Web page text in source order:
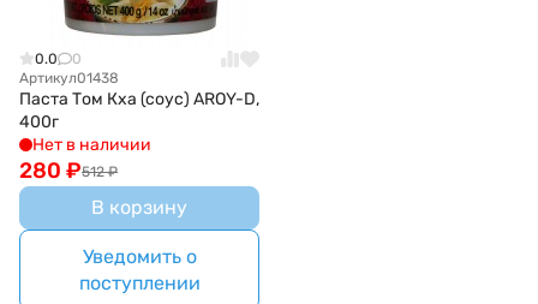
0.0
0
Артикул01438
Паста Том Кха (соус) AROY-D,
400г
Нет в наличии
512 ₽
280 ₽
В корзину
Уведомить о
поступлении